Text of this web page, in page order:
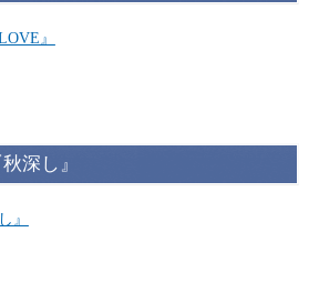
』
深し』
』